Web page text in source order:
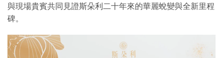
與現場貴賓共同見證斯朵利二十年來的華麗蛻變與全新里程
碑。